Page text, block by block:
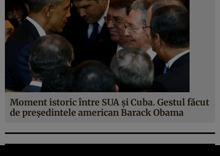
Moment istoric între SUA şi Cuba. Gestul făcut
de preşedintele american Barack Obama